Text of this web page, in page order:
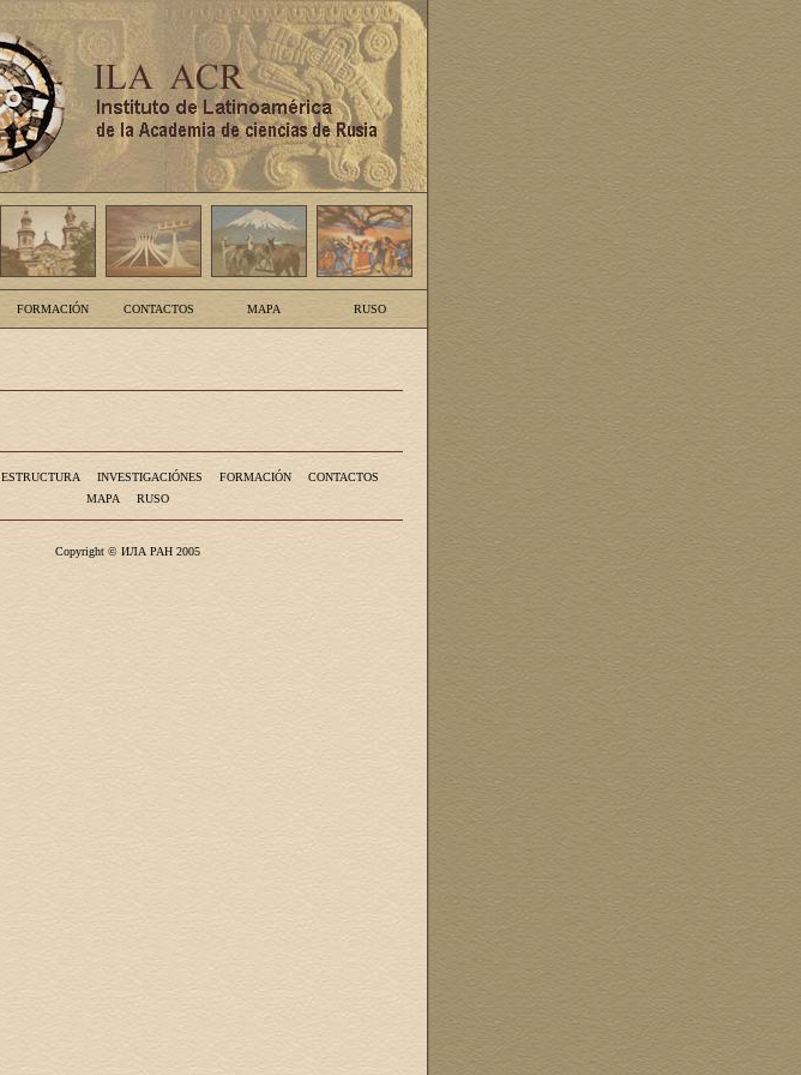
FORMACIÓN CONTACTOS MAPA RUSO
ESTRUCTURA INVESTIGACIÓNES FORMACIÓN
CONTACTOS
MAPA
RUSO
Copyright © ИЛА РАН 2005